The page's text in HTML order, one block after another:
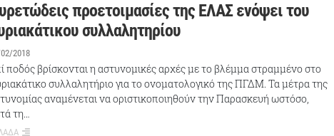
προετοιμασίες της ΕΛΑΣ ενόψει του
συλλαλητηρίου
2018
ποδός βρίσκονται η αστυνομικές αρχές με το βλέμμα στραμμένο στο
συλλαλητήριο για το ονοματολογικό της ΠΓΔΜ. Τα μέτρα της
αναμένεται να οριστικοποιηθούν την Παρασκευή ωστόσο,
τη…